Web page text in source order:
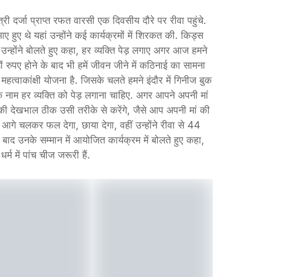
प्राप्त रफत वारसी एक दिवसीय दौरे पर रीवा पहुंचे.
हुए थे यहां उन्होंने कई कार्यक्रमों में शिरकत की. किड्स
बोलते हुए कहा, हर व्यक्ति पेड़ लगाए अगर आज हमने
रुपए होने के बाद भी हमें जीवन जीने में कठिनाई का सामना
योजना है. जिसके चलते हमने इंदौर में गिनीज बुक
हर व्यक्ति को पेड़ लगाना चाहिए. अगर आपने अपनी मां
देखभाल ठीक उसी तरीके से करेंगे, जैसे आप अपनी मां की
चलकर फल देगा, छाया देगा, वहीं उन्होंने रीवा से 44
उनके सम्मान में आयोजित कार्यक्रम में बोलते हुए कहा,
में पांच चीज जरूरी हैं.